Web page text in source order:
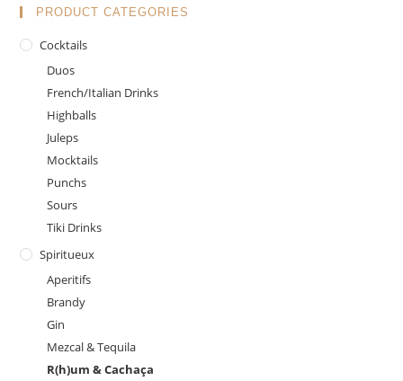
PRODUCT CATEGORIES
Cocktails
Duos
French/Italian Drinks
Highballs
Juleps
Mocktails
Punchs
Sours
Tiki Drinks
Spiritueux
Aperitifs
Brandy
Gin
Mezcal & Tequila
R(h)um & Cachaça